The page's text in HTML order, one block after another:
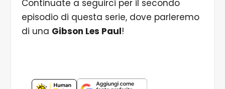
Continuate a seguirci per il secondo
episodio di questa serie, dove parleremo
di una Gibson Les Paul!